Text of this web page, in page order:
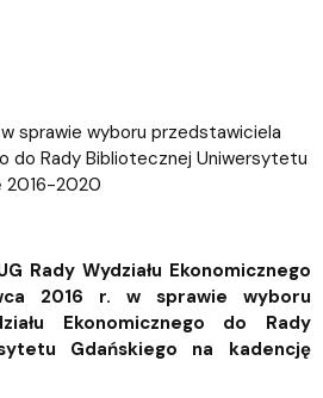
sprawie wyboru przedstawiciela
do Rady Bibliotecznej Uniwersytetu
2016-2020
Rady Wydziału Ekonomicznego
2016 r. w sprawie wyboru
Ekonomicznego do Rady
Gdańskiego na kadencję